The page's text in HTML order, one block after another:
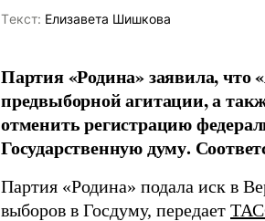
Tекст: Елизавета Шишкова
Партия «Родина» заявила, что
предвыборной агитации, а
отменить регистрацию
Государственную думу.
Партия «Родина» подала иск в
выборов в Госдуму, передает